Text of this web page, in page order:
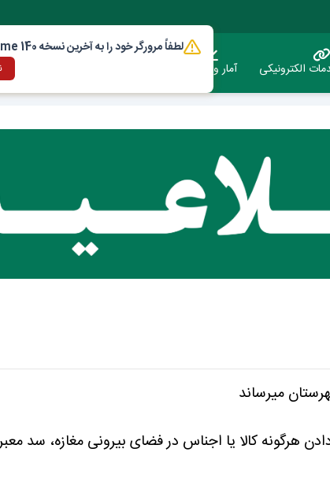
الکترونیکی آمار وعملکرد ارتباط
میرساند
قرار دادن هرگونه کالا یا اجناس در فضای بیرونی
لطفاً مرورگر خود را به آخرین نسخه Chrome 140 به‌روز کنید.